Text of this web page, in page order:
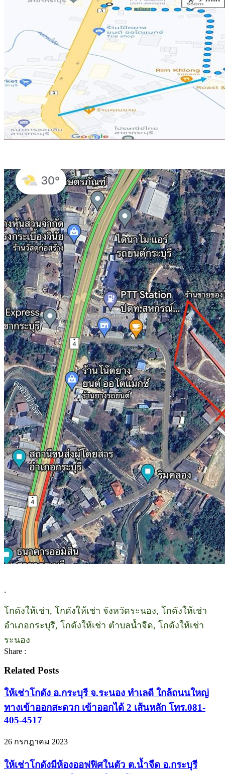
.
โกดังให้เช่า, โกดังให้เช่า จังหวัดระนอง, โกดังให้เช่า
อำเภอกระบุรี, โกดังให้เช่า ตำบลน้ำจืด, โกดังให้เช่า
ระนอง
Share :
Related Posts
ให้เช่าโกดัง อ.กระบุรี จ.ระนอง ทำเลดี ใกล้ถนนใหญ่
ทางเข้าออกสะดวก เข้าออกได้ 2 เส้นหลัก โทร.081-
405-4517
26 กรกฎาคม 2023
ให้เช่าโกดังมีห้องออฟฟิศในตัว ต.น้ำจืด อ.กระบุรี